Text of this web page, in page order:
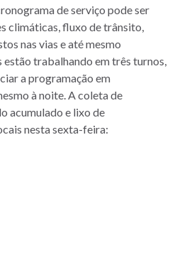
de serviço pode ser
climáticas, fluxo de trânsito,
nas vias e até mesmo
estão trabalhando em três turnos,
a programação em
à noite.A coleta de
acumulado e lixo de
nesta sexta-feira: